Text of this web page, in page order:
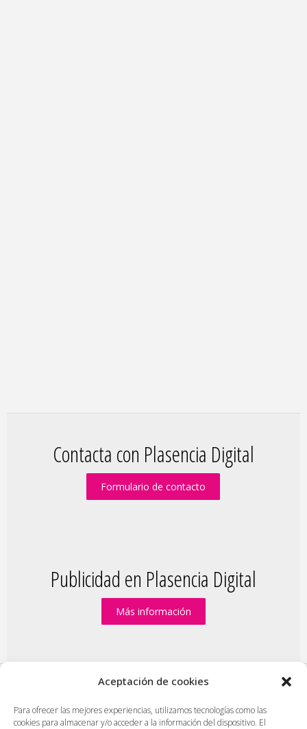
Aceptación de cookies
Para ofrecer las mejores experiencias, utilizamos tecnologías como las
cookies para almacenar y/o acceder a la información del dispositivo. El
Contacta con Plasencia Digital
Formulario de contacto
Publicidad en Plasencia Digital
Más información
PlasenciaDigital.com | Formulario de contacto
Publicidad en Plasencia Digital
|